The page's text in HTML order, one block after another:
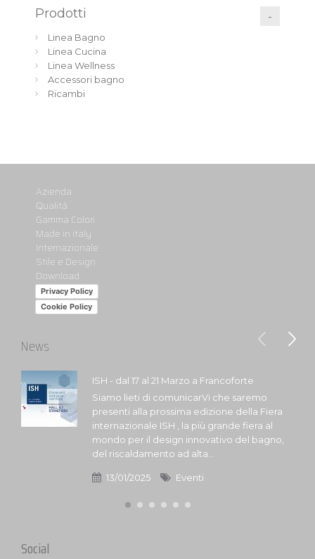
Prodotti
Linea Bagno
Linea Cucina
Linea Wellness
Accessori bagno
Ricambi
Azienda
Qualità
Gamma Colori
Made in italy
Internazionale
Stile e Design
Download
Privacy Policy
Cookie Policy
News
ISH - dal 17 al 21 Marzo a Francoforte
Siamo lieti di comunicarVi che saremo
presenti alla prossima edizione della Fiera
internazionale ISH , la più grande fiera al
mondo per il design innovativo del bagno,
del riscaldamento ad alta...
13/01/2025 Eventi
Social